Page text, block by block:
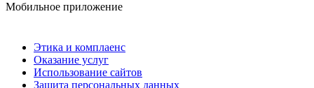
Мобильное приложение
Этика и комплаенс
Оказание услуг
Использование сайтов
Защита персональных данных